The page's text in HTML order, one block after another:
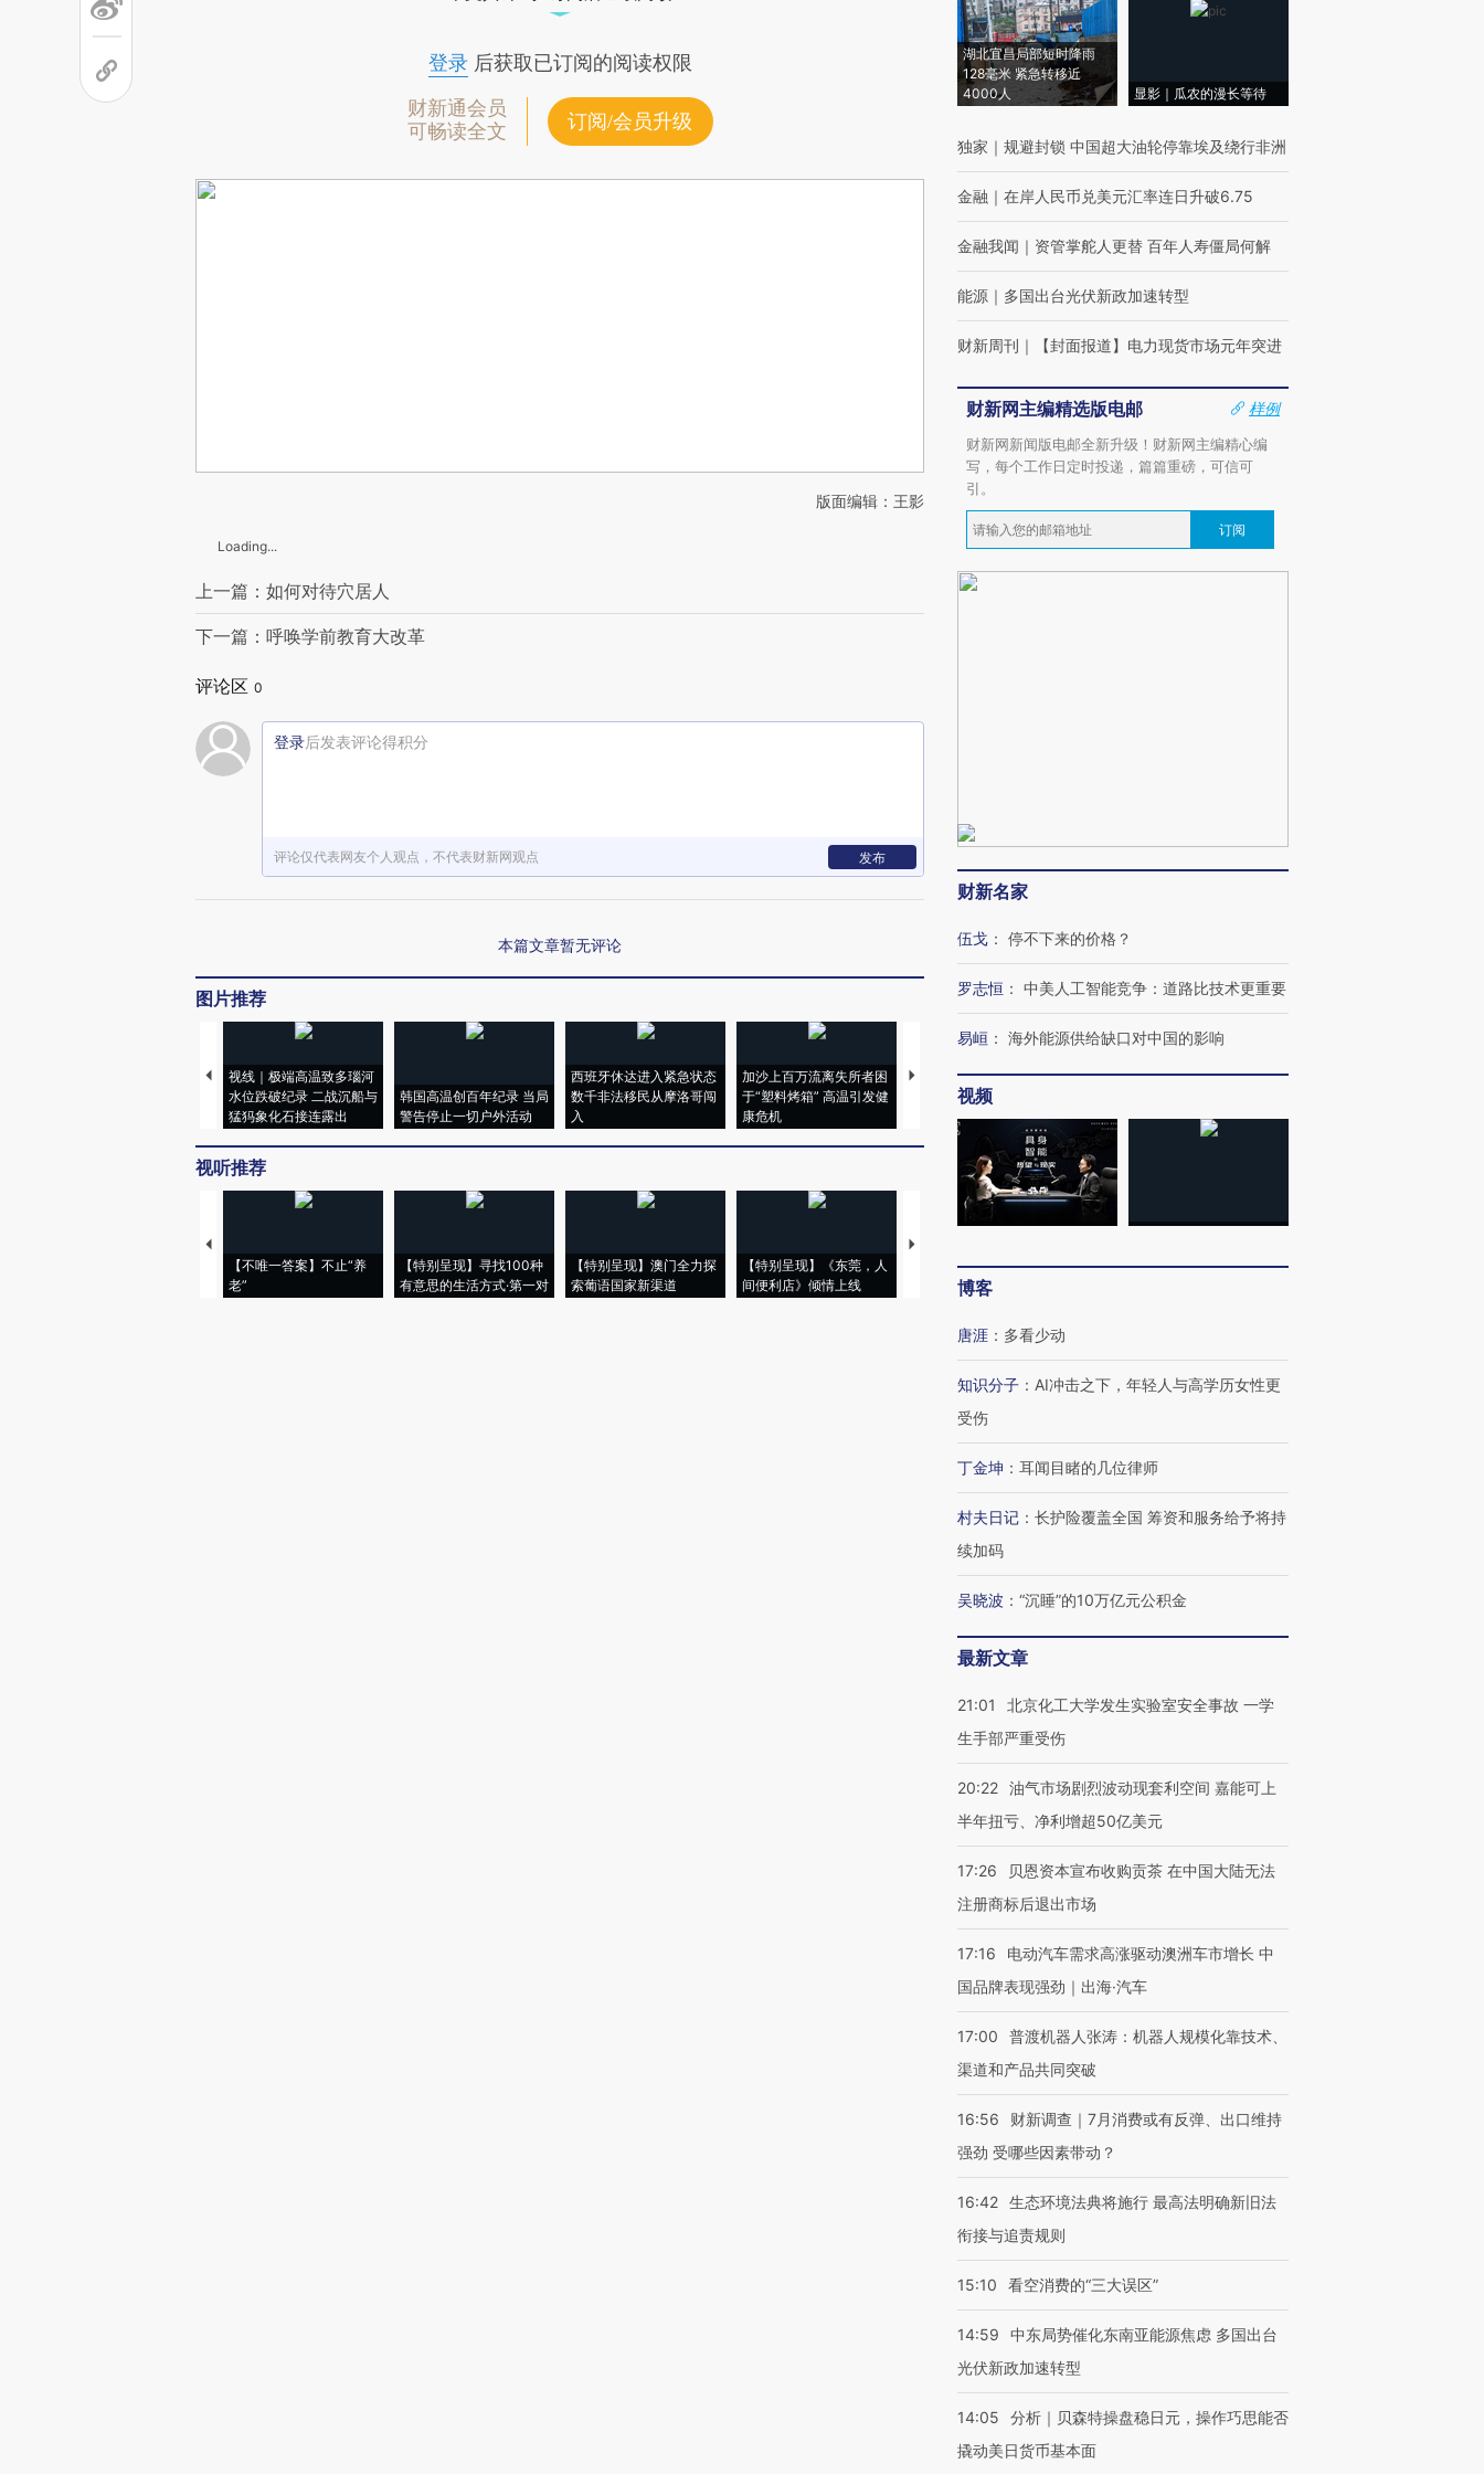
登录后获取已订阅的阅读权限
财新通会员
可畅读全文
订阅/会员升级
版面编辑：王影
Loading...
上一篇：如何对待穴居人
下一篇：呼唤学前教育大改革
评论区 0
登录后发表评论得积分
评论仅代表网友个人观点，不代表财新网观点 发布
本篇文章暂无评论
图片推荐
视线｜极端高温致多瑙河
水位跌破纪录 二战沉船与
猛犸象化石接连露出
韩国高温创百年纪录 当局
警告停止一切户外活动
西班牙休达进入紧急状态
数千非法移民从摩洛哥闯
入
加沙上百万流离失所者困
于“塑料烤箱” 高温引发健
康危机
视线｜HYROX的吸金
术：是什么让中产们甘
心“花钱找虐”？
马航飞行员跨国走私7万
毒品
视线｜被称为“蟑螂”的印
育部长拱下台
视听推荐
【不唯一答案】不止“养
老”
【特别呈现】寻找100种
有意思的生活方式·第一对
【特别呈现】澳门全力探
索葡语国家新渠道
【特别呈现】《东莞，人
间便利店》倾情上线
【推广】走进第四届链博
会，让数智科技“链”接产
【特别呈现】寻找100种
CFO：不靠规模取胜，华
湖北宜昌局部短时降雨
128毫米 紧急转移近
4000人
显影｜瓜农的漫长等待
独家 ｜ 规避封锁 中国超大油轮停靠埃及绕行非洲
金融 ｜ 在岸人民币兑美元汇率连日升破6.75
金融我闻 ｜ 资管掌舵人更替 百年人寿僵局何解
能源 ｜ 多国出台光伏新政加速转型
财新周刊 ｜ 【封面报道】电力现货市场元年突进
财新网主编精选版电邮
样例
财新网新闻版电邮全新升级！财新网主编精心编
写，每个工作日定时投递，篇篇重磅，可信可
引。
订阅
财新名家
伍戈 ： 停不下来的价格？
罗志恒 ： 中美人工智能竞争：道路比技术更重要
易峘 ： 海外能源供给缺口对中国的影响
视频
博客
唐涯 ： 多看少动
知识分子 ： AI冲击之下，年轻人与高学历女性更
受伤
丁金坤 ： 耳闻目睹的几位律师
村夫日记 ： 长护险覆盖全国 筹资和服务给予将持
续加码
吴晓波 ： “沉睡”的10万亿元公积金
最新文章
21:01
北京化工大学发生实验室安全事故 一学
生手部严重受伤
20:22 油气市场剧烈波动现套利空间 嘉能可上
半年扭亏、净利增超50亿美元
17:26
贝恩资本宣布收购贡茶 在中国大陆无法
注册商标后退出市场
17:16
电动汽车需求高涨驱动澳洲车市增长 中
国品牌表现强劲｜出海·汽车
17:00
普渡机器人张涛：机器人规模化靠技术、
渠道和产品共同突破
16:56
财新调查｜7月消费或有反弹、出口维持
强劲 受哪些因素带动？
16:42 生态环境法典将施行 最高法明确新旧法
衔接与追责规则
15:10 看空消费的“三大误区”
14:59
中东局势催化东南亚能源焦虑 多国出台
光伏新政加速转型
14:05
分析｜贝森特操盘稳日元，操作巧思能否
撬动美日货币基本面